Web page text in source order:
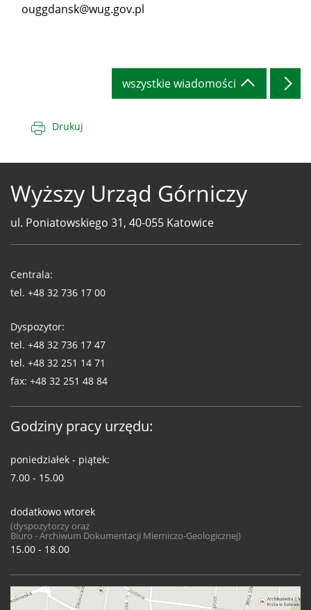
ouggdansk@wug.gov.pl
wszystkie wiadomości
Drukuj
Wyższy Urząd Górniczy
ul. Poniatowskiego 31, 40-055 Katowice
WUG
Centrala:
tel. +48 32 736 17 00
Dyspozytor:
tel. +48 32 736 17 47
tel. +48 32 251 14 71
fax: +48 32 251 48 84
Godziny pracy urzędu:
poniedziałek - piątek:
7.00 - 15.00
dodatkowo wtorek
(dyspozytorzy oraz
Biuro - Archiwum Dokumentacji Mierniczo-Geologicznej)
15.00 - 18.00